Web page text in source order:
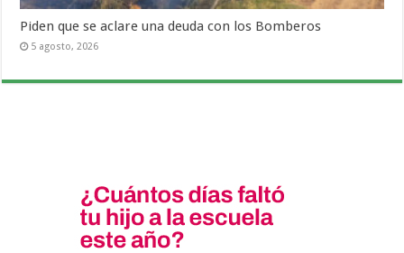
Piden que se aclare una deuda con los Bomberos
5 agosto, 2026